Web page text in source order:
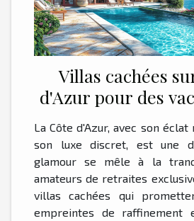
Villas cachées
d'Azur pour des
et intimité
La Côte d'Azur, avec son
son luxe discret, est une
glamour se mêle à la
amateurs de retraites
villas cachées qui
empreintes de raffinement